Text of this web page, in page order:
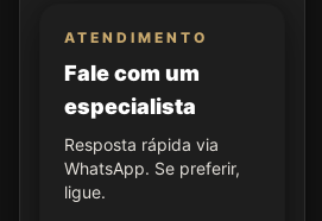
ATENDIMENTO
Fale com um
especialista
Resposta rápida via
WhatsApp. Se preferir,
ligue.